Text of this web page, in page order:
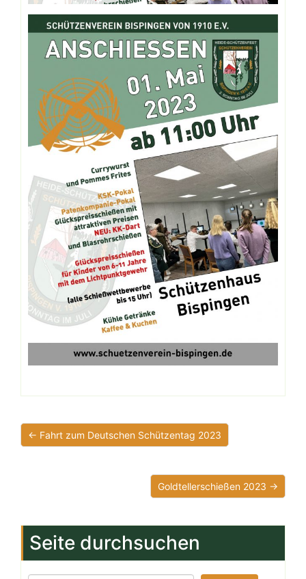
← Fahrt zum Deutschen Schützentag 2023
Goldtellerschießen 2023 →
Seite durchsuchen